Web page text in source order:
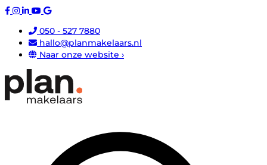
050 - 527 7880
hallo@planmakelaars.nl
Naar onze website ›